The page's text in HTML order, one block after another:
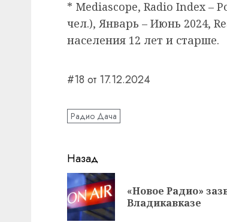
* Mediascope, Radio Index –
чел.), Январь – Июнь 2024,
населения 12 лет и старше.
#18 от 17.12.2024
Радио Дача
Навигация
записи
Назад
«Новое Радио»
Владикавказе